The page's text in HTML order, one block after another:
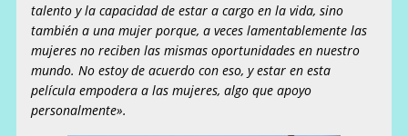
talento y la capacidad de estar a cargo en la vida, sino
también a una mujer porque, a veces lamentablemente las
mujeres no reciben las mismas oportunidades en nuestro
mundo. No estoy de acuerdo con eso, y estar en esta
película empodera a las mujeres, algo que apoyo
personalmente».